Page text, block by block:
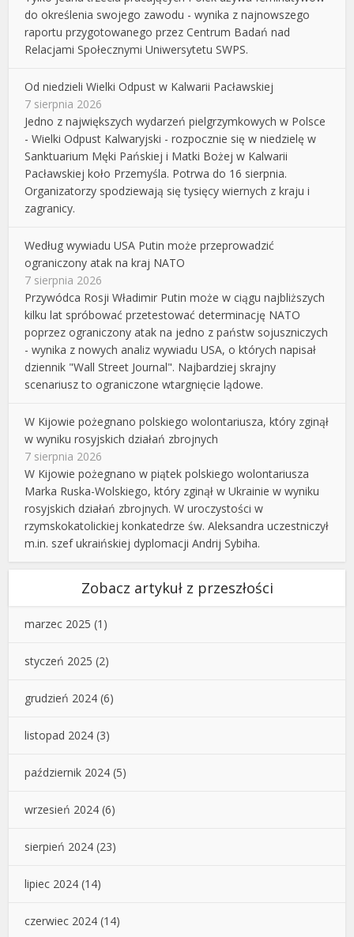
do określenia swojego zawodu - wynika z najnowszego
raportu przygotowanego przez Centrum Badań nad
Relacjami Społecznymi Uniwersytetu SWPS.
Od niedzieli Wielki Odpust w Kalwarii Pacławskiej
7 sierpnia 2026
Jedno z największych wydarzeń pielgrzymkowych w Polsce
- Wielki Odpust Kalwaryjski - rozpocznie się w niedzielę w
Sanktuarium Męki Pańskiej i Matki Bożej w Kalwarii
Pacławskiej koło Przemyśla. Potrwa do 16 sierpnia.
Organizatorzy spodziewają się tysięcy wiernych z kraju i
zagranicy.
Według wywiadu USA Putin może przeprowadzić
ograniczony atak na kraj NATO
7 sierpnia 2026
Przywódca Rosji Władimir Putin może w ciągu najbliższych
kilku lat spróbować przetestować determinację NATO
poprzez ograniczony atak na jedno z państw sojuszniczych
- wynika z nowych analiz wywiadu USA, o których napisał
dziennik "Wall Street Journal". Najbardziej skrajny
scenariusz to ograniczone wtargnięcie lądowe.
W Kijowie pożegnano polskiego wolontariusza, który zginął
w wyniku rosyjskich działań zbrojnych
7 sierpnia 2026
W Kijowie pożegnano w piątek polskiego wolontariusza
Marka Ruska-Wolskiego, który zginął w Ukrainie w wyniku
rosyjskich działań zbrojnych. W uroczystości w
rzymskokatolickiej konkatedrze św. Aleksandra uczestniczył
m.in. szef ukraińskiej dyplomacji Andrij Sybiha.
Zobacz artykuł z przeszłości
marzec 2025 (1)
styczeń 2025 (2)
grudzień 2024 (6)
listopad 2024 (3)
październik 2024 (5)
wrzesień 2024 (6)
sierpień 2024 (23)
lipiec 2024 (14)
czerwiec 2024 (14)